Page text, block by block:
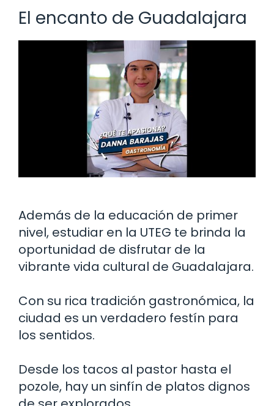
El encanto de Guadalajara
Además de la educación de primer
nivel, estudiar en la UTEG te brinda la
oportunidad de disfrutar de la
vibrante vida cultural de Guadalajara.
Con su rica tradición gastronómica, la
ciudad es un verdadero festín para
los sentidos.
Desde los tacos al pastor hasta el
pozole, hay un sinfín de platos dignos